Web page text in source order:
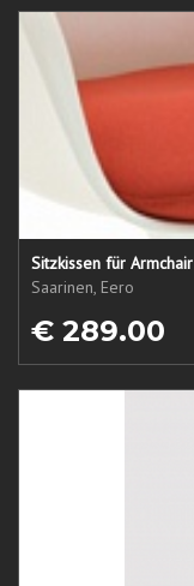
Sitzkissen für Armchair
Saarinen, Eero
€ 289.00